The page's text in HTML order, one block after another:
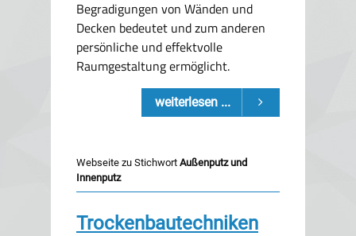
Begradigungen von Wänden und
Decken bedeutet und zum anderen
persönliche und effektvolle
Raumgestaltung ermöglicht.
weiterlesen ...
Webseite zu Stichwort Außenputz und
Innenputz
Trockenbautechniken